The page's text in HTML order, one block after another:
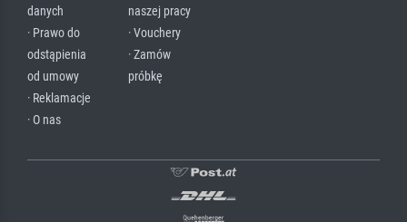
danych
· Prawo do
odstąpienia
od umowy
· Reklamacje
· O nas
naszej pracy
· Vouchery
· Zamów
próbkę